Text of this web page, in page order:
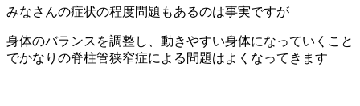
みなさんの症状の程度問題もあるのは事実ですが
身体のバランスを調整し、動きやすい身体になっていくこと
でかなりの脊柱管狭窄症による問題はよくなってきます